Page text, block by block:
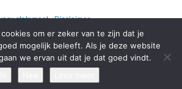
statement•Disclaimer
DAG HET NIEUWS OVER MENTALE GEZONDHEID
om er zeker van te zijn dat je
mogelijk beleeft. Als je deze website
we ervan uit dat je dat goed vindt.